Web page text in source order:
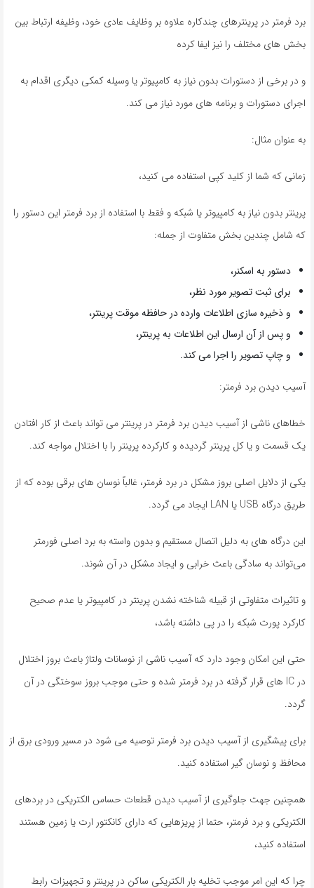
برد فرمتر در پرینترهای چندکاره علاوه بر وظایف عادی خود، وظیفه ارتباط بین
بخش های مختلف را نیز ایفا کرده
و در برخی از دستورات بدون نیاز به کامپیوتر یا وسیله کمکی دیگری اقدام به
اجرای دستورات و برنامه های مورد نیاز می کند.
به عنوان مثال:
زمانی که شما از کلید کپی استفاده می کنید،
پرینتر بدون نیاز به کامپیوتر یا شبکه و فقط با استفاده از برد فرمتر این دستور را
که شامل چندین بخش متفاوت از جمله:
دستور به اسکنر،
برای ثبت تصویر مورد نظر،
و ذخیره سازی اطلاعات وارده در حافظه موقت پرینتر،
و پس از آن ارسال این اطلاعات به پرینتر،
و چاپ تصویر را اجرا می کند.
آسیب دیدن برد فرمتر:
خطاهای ناشی از آسیب دیدن برد فرمتر در پرینتر می تواند باعث از کار افتادن
یک قسمت و یا کل پرینتر گردیده و کارکرده پرینتر را با اختلال مواجه کند.
یکی از دلایل اصلی بروز مشکل در برد فرمتر، غالباً نوسان های برقی بوده که از
طریق درگاه USB یا LAN ایجاد می گردد.
این درگاه های به دلیل اتصال مستقیم و بدون واسته به برد اصلی فورمتر
می‌تواند به سادگی باعث خرابی و ایجاد مشکل در آن شوند.
و تاثیرات متفاوتی از قبیله شناخته نشدن پرینتر در کامپیوتر یا عدم صحیح
کارکرد پورت شبکه را در پی داشته باشد،
حتی این امکان وجود دارد که آسیب ناشی از نوسانات ولتاژ باعث بروز اختلال
در IC های قرار گرفته در برد فرمتر شده و حتی موجب بروز سوختگی در آن
گردد.
برای پیشگیری از آسیب دیدن برد فرمتر توصیه می شود در مسیر ورودی برق از
محافظ و نوسان گیر استفاده کنید.
همچنین جهت جلوگیری از آسیب دیدن قطعات حساس الکتریکی در بردهای
الکتریکی و برد فرمتر، حتما از پریزهایی که دارای کانکتور ارت یا زمین هستند
استفاده کنید،
چرا که این امر موجب تخلیه بار الکتریکی ساکن در پرینتر و تجهیزات رابط